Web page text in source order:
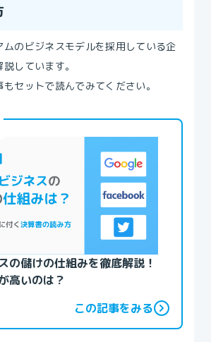
ムのビジネスモデルを採用している企
しています。
セットで読んでみてください。
の儲けの仕組みを徹底解説！
高いのは？
この記事をみる